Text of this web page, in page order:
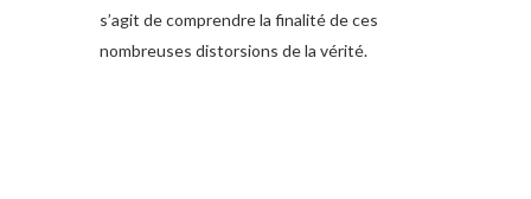
s’agit de comprendre la finalité de ces
nombreuses distorsions de la vérité.